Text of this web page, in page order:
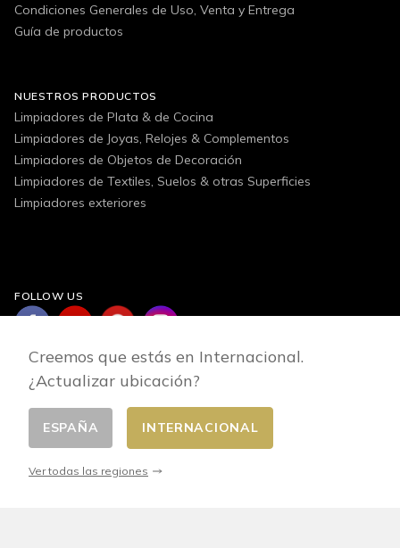
Condiciones Generales de Uso, Venta y Entrega
Guía de productos
NUESTROS PRODUCTOS
Limpiadores de Plata & de Cocina
Limpiadores de Joyas, Relojes & Complementos
Limpiadores de Objetos de Decoración
Limpiadores de Textiles, Suelos & otras Superficies
Limpiadores exteriores
FOLLOW US
Cambiar pais
Creemos que estás en Internacional.
¿Actualizar ubicación?
ESPAÑA INTERNACIONAL
Ver todas las regiones